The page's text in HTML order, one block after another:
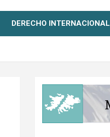
DERECHO INTERNACIONAL